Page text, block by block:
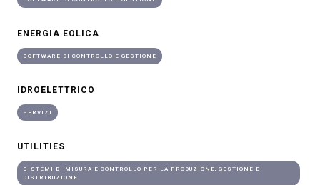
ENERGIA EOLICA
SOFTWARE DI CONTROLLO E GESTIONE
IDROELETTRICO
SERVIZI
UTILITIES
SISTEMI DI MISURA E CONTROLLO PER LA PRODUZIONE, GESTIONE E
DISTRIBUZIONE